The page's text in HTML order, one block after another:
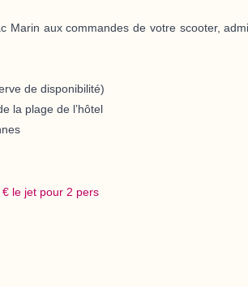
Marin aux commandes de votre scooter,
de disponibilité)
la plage de l’hôtel
€ le jet pour 2 pers